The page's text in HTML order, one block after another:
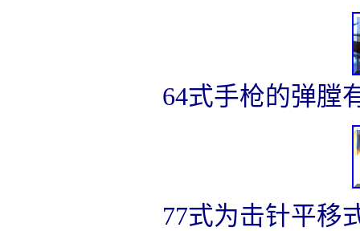
64式手枪的弹膛
77式为击针平移